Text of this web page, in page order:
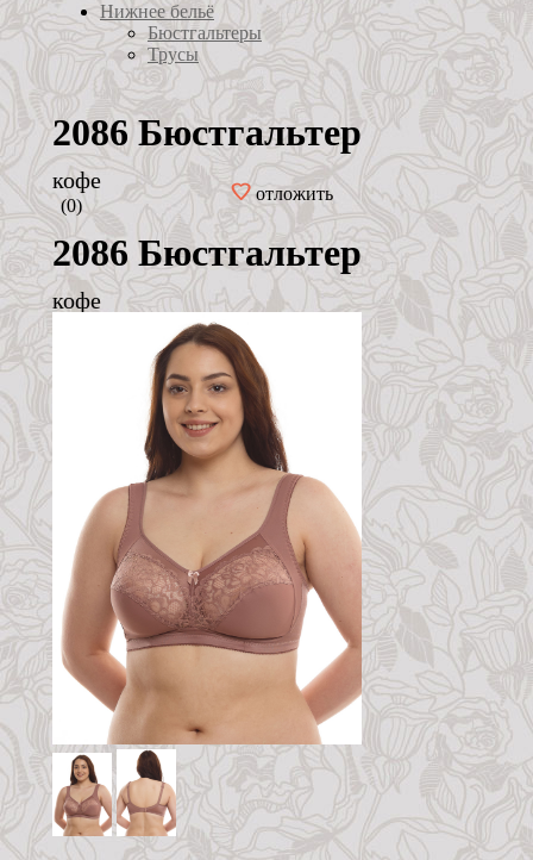
Нижнее бельё
Бюстгальтеры
Трусы
2086 Бюстгальтер
кофе
(0)
отложить
2086 Бюстгальтер
кофе